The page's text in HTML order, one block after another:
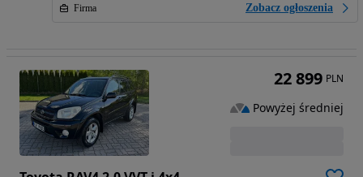
Firma Zobacz ogłoszenia
22 899 PLN
Powyżej średniej